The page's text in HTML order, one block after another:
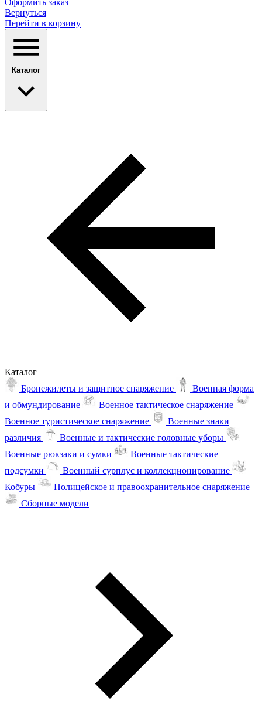
Оформить заказ
Вернуться
Перейти в корзину
Каталог
Каталог
Бронежилеты и защитное снаряжение
Военная форма
и обмундирование
Военное тактическое снаряжение
Военное туристическое снаряжение
Военные знаки
различия
Военные и тактические головные уборы
Военные рюкзаки и сумки
Военные тактические
подсумки
Военный сурплус и коллекционирование
Кобуры
Полицейское и правоохранительное снаряжение
Сборные модели